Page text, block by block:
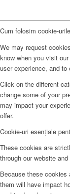
Cum folosim cookie-urile
We may request
know when you visit
user experience, and
Click on the different
change some of your
may impact your
offer.
Cookie-uri esențiale
These cookies are
through our website
Because these
them will have impact